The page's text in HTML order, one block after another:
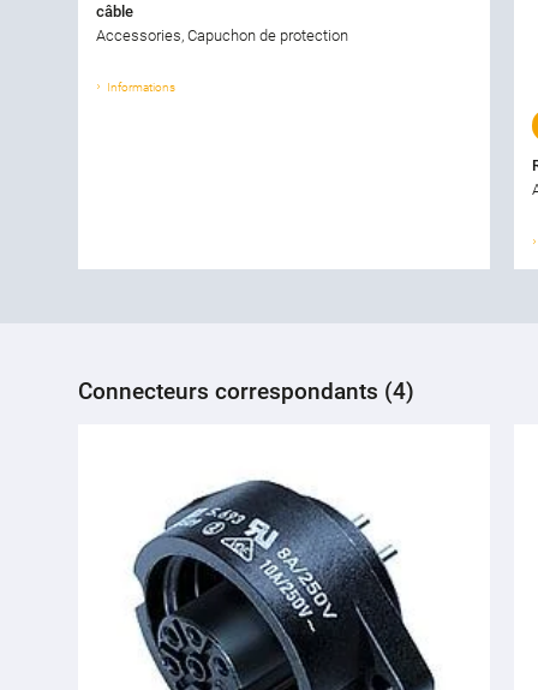
câble
Accessories, Capuchon de protection
Informations
Connecteurs correspondants (4)